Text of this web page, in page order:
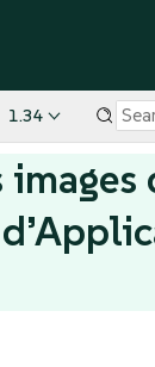
1.34